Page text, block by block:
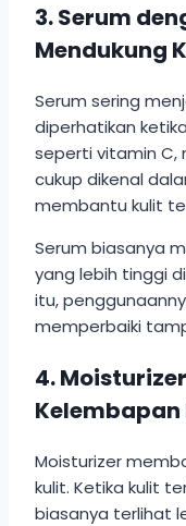
3. Serum
Mendukung
Serum sering
diperhatikan
seperti vitamin C,
cukup dikenal
membantu kulit
Serum biasanya
yang lebih tinggi
itu,
memperbaiki
4.
Kelembapan
Moisturizer
kulit. Ketika kulit
biasanya terlihat